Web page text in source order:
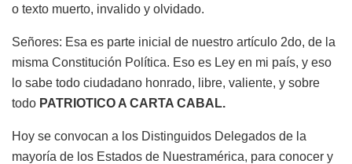
o texto muerto, invalido y olvidado.
Señores: Esa es parte inicial de nuestro artículo 2do, de la
misma Constitución Política. Eso es Ley en mi país, y eso
lo sabe todo ciudadano honrado, libre, valiente, y sobre
todo PATRIOTICO A CARTA CABAL.
Hoy se convocan a los Distinguidos Delegados de la
mayoría de los Estados de Nuestramérica, para conocer y